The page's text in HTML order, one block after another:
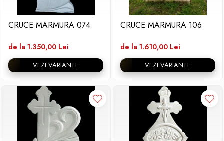
CRUCE MARMURA 074
de la 1.350,00 Lei
VEZI VARIANTE
CRUCE MARMURA 106
de la 1.610,00 Lei
VEZI VARIANTE